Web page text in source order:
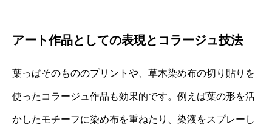
アート作品としての表現とコラージュ技法
葉っぱそのもののプリントや、草木染め布の切り貼りを
使ったコラージュ作品も効果的です。例えば葉の形を活
かしたモチーフに染め布を重ねたり、染液をスプレーし